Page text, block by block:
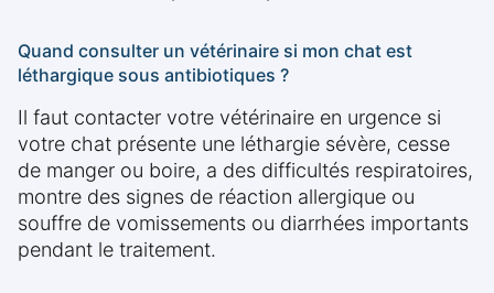
Quand consulter un vétérinaire si mon chat est
léthargique sous antibiotiques ?
Il faut contacter votre vétérinaire en urgence si
votre chat présente une léthargie sévère, cesse
de manger ou boire, a des difficultés respiratoires,
montre des signes de réaction allergique ou
souffre de vomissements ou diarrhées importants
pendant le traitement.